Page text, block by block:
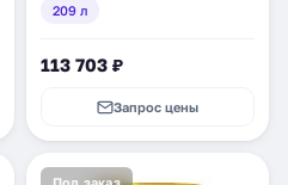
209 л
113 703 ₽
Запрос цены